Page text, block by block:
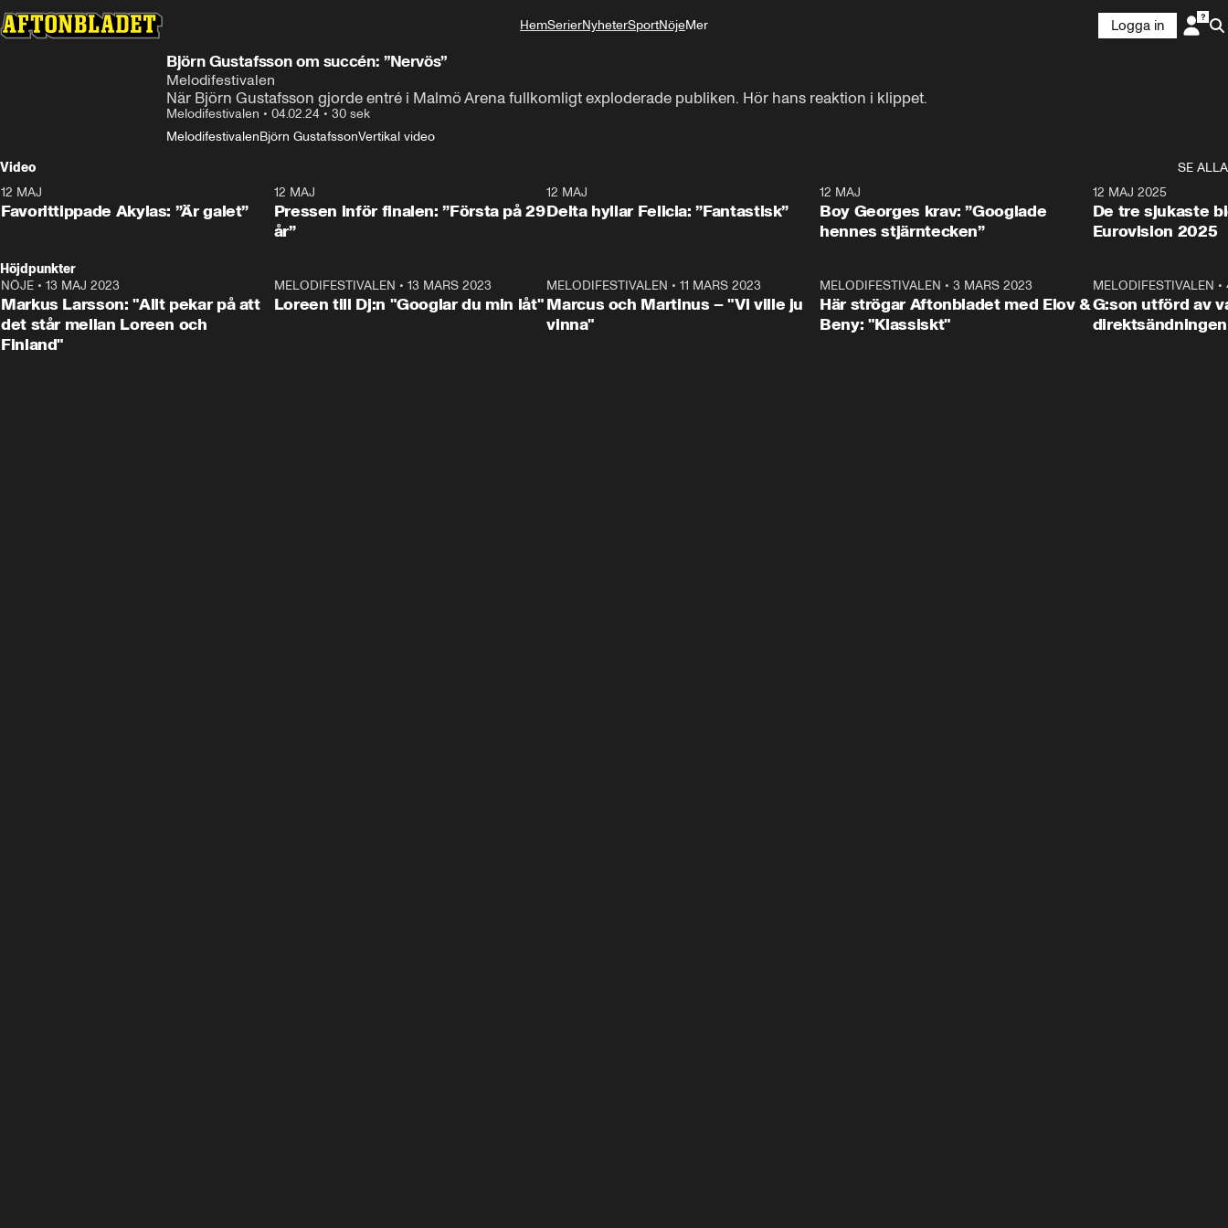
HemSerierNyheterSportNöjeMer
Logga in
Björn Gustafsson om succén: ”Nervös”
Melodifestivalen
När Björn Gustafsson gjorde entré i Malmö Arena fullkomligt exploderade publiken. Hör hans reaktion i klippet.
Melodifestivalen • 04.02.24 • 30 sek
MelodifestivalenBjörn GustafssonVertikal video
Video
SE ALLA
12 MAJ
Favorittippade Akylas: ”Är galet”
0:59
12 MAJ
Pressen inför finalen: ”Första på 29
år”
12 MAJ
Delta hyllar Felicia: ”Fantastisk”
12 MAJ
Boy Georges krav: ”Googlade
hennes stjärntecken”
12 MAJ 2025
De tre sjukaste
Eurovision 2025
Höjdpunkter
NÖJE • 13 MAJ 2023
Markus Larsson: "Allt pekar på att
det står mellan Loreen och
Finland"
MELODIFESTIVALEN • 13 MARS 2023
Loreen till Dj:n "Googlar du min låt"
MELODIFESTIVALEN •11 MARS 2023
Marcus och Martinus – "Vi ville ju
vinna"
MELODIFESTIVALEN • 3 MARS 2023
Här strögar Aftonbladet med Elov &
Beny: "Klassiskt"
MELODIFESTIVALEN •
G:son utförd av
direktsändningen